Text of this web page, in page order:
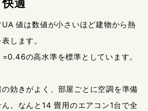
適
値は数値が小さいほど建物から熱
します。
の高水準を標準としています。
効きがよく、部屋ごとに空調を準備
。なんと14 畳用のエアコン1台で全